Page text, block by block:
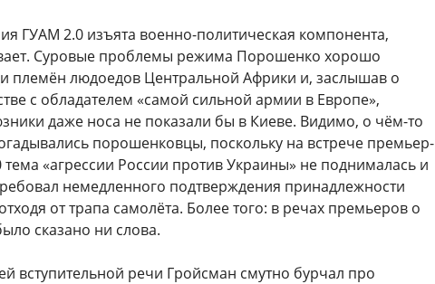
ГУАМ 2.0 изъята военно-политическая компонента,
Суровые проблемы режима Порошенко хорошо
племён людоедов Центральной Африки и, заслышав о
с обладателем «самой сильной армии в Европе»,
даже носа не показали бы в Киеве. Видимо, о чём-то
порошенковцы, поскольку на встрече премьер-
«агрессии России против Украины» не поднималась и
немедленного подтверждения принадлежности
от трапа самолёта. Более того: в речах премьеров о
сказано ни слова.
вступительной речи Гройсман смутно бурчал про